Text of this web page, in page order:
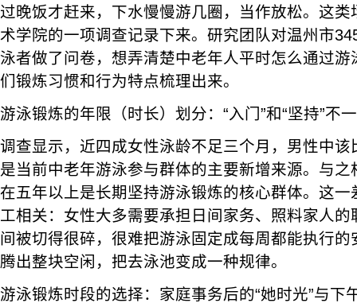
过晚饭才赶来，下水慢慢游几圈，当作放松。这
术学院的一项调查记录下来。研究团队对温州市
泳者做了问卷，想弄清楚中老年人平时怎么通过
们锻炼习惯和行为特点梳理出来。
游泳锻炼的年限（时长）划分：“入门”和“坚持”不
调查显示，近四成女性泳龄不足三个月，男性中
是当前中老年游泳参与群体的主要新增来源。与
在五年以上是长期坚持游泳锻炼的核心群体。这
工相关：女性大多需要承担日间家务、照料家人
间被切得很碎，很难把游泳固定成每周都能执行
腾出整块空闲，把去泳池变成一种规律。
游泳锻炼时段的选择：家庭事务后的“她时光”与下